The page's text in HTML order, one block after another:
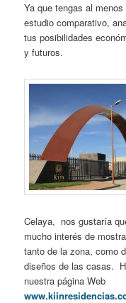
Ya que tengas al
estudio comparativo,
tus posibilidades
y futuros.
Celaya, nos gustaría
mucho interés de
tanto de la zona, como
diseños de las casas.
nuestra página Web